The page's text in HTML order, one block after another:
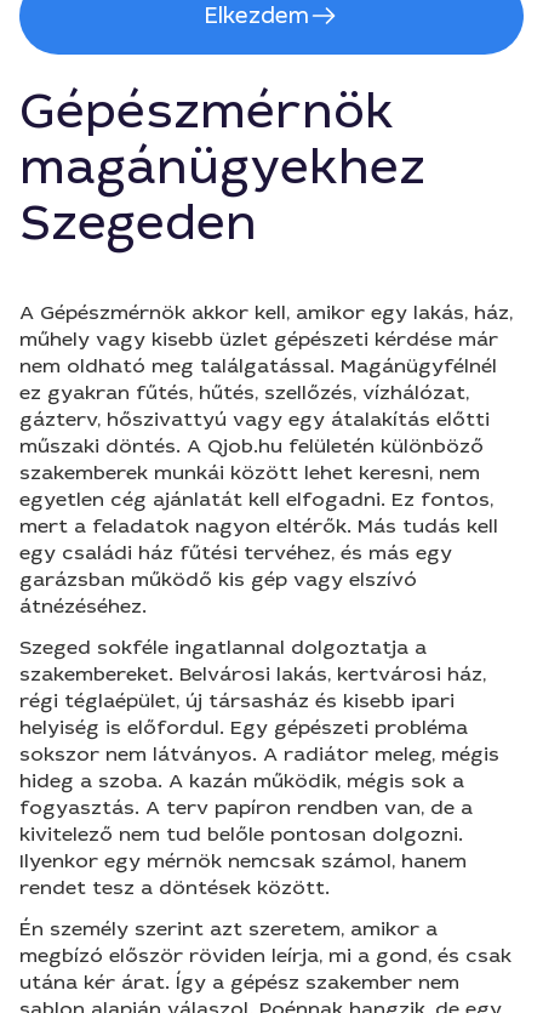
Elkezdem
Gépészmérnök
magánügyekhez
Szegeden
A Gépészmérnök akkor kell, amikor egy lakás, ház,
műhely vagy kisebb üzlet gépészeti kérdése már
nem oldható meg találgatással. Magánügyfélnél
ez gyakran fűtés, hűtés, szellőzés, vízhálózat,
gázterv, hőszivattyú vagy egy átalakítás előtti
műszaki döntés. A Qjob.hu felületén különböző
szakemberek munkái között lehet keresni, nem
egyetlen cég ajánlatát kell elfogadni. Ez fontos,
mert a feladatok nagyon eltérők. Más tudás kell
egy családi ház fűtési tervéhez, és más egy
garázsban működő kis gép vagy elszívó
átnézéséhez.
Szeged sokféle ingatlannal dolgoztatja a
szakembereket. Belvárosi lakás, kertvárosi ház,
régi téglaépület, új társasház és kisebb ipari
helyiség is előfordul. Egy gépészeti probléma
sokszor nem látványos. A radiátor meleg, mégis
hideg a szoba. A kazán működik, mégis sok a
fogyasztás. A terv papíron rendben van, de a
kivitelező nem tud belőle pontosan dolgozni.
Ilyenkor egy mérnök nemcsak számol, hanem
rendet tesz a döntések között.
Én személy szerint azt szeretem, amikor a
megbízó először röviden leírja, mi a gond, és csak
utána kér árat. Így a gépész szakember nem